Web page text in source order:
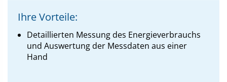
Ihre Vorteile:
Detaillierten Messung des Energieverbrauchs
und Auswertung der Messdaten aus einer
Hand